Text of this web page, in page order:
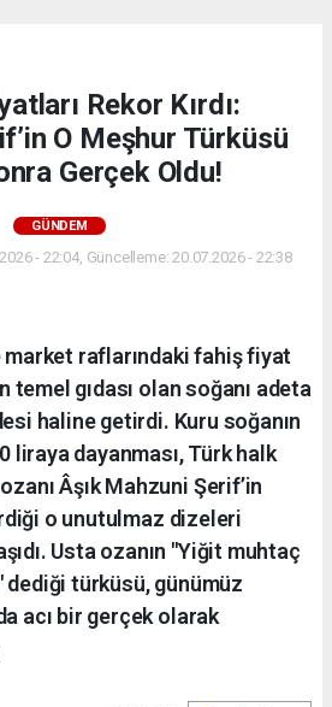
Rekor Kırdı:
O Meşhur Türküsü
Gerçek Oldu!
GÜNDEM
- 22:04, Güncelleme: 20.07.2026 - 22:38
market raflarındaki fahiş fiyat
temel gıdası olan soğanı adeta
haline getirdi. Kuru soğanın
liraya dayanması, Türk halk
Âşık Mahzuni Şerif’in
o unutulmaz dizeleri
Usta ozanın "Yiğit muhtaç
dediği türküsü, günümüz
acı bir gerçek olarak